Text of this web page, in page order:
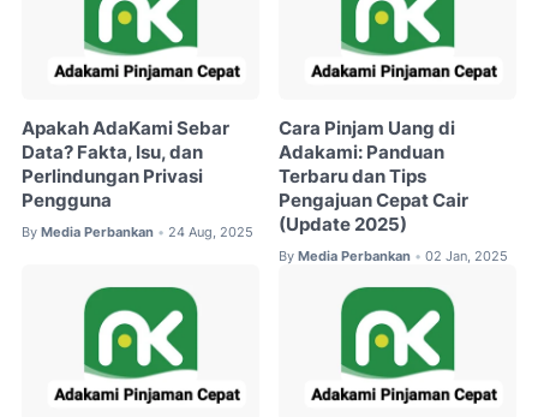
Apakah AdaKami Sebar
Data? Fakta, Isu, dan
Perlindungan Privasi
Pengguna
By Media Perbankan • 24 Aug, 2025
Cara Pinjam Uang di
Adakami: Panduan
Terbaru dan Tips
Pengajuan Cepat Cair
(Update 2025)
By Media Perbankan • 02 Jan, 2025